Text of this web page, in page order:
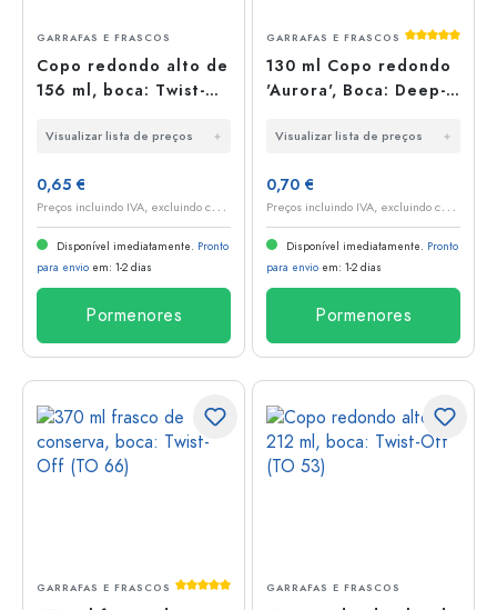
GARRAFAS E FRASCOS
Copo redondo alto de
156 ml, boca: Twist-
Visualizar lista de preços
0,65 €
P
reços incluindo IVA, excluindo custos de envio
Disponível imediatamente. Pronto
para envio em: 1-2 dias
Pormenores
GARRAFAS E FRASCOS
130 ml Copo redondo
'Aurora', Boca: Deep-
Visualizar lista de preços
0,70 €
P
reços incluindo IVA, excluindo custos de envio
Disponível imediatamente. Pronto
para envio em: 1-2 dias
Pormenores
Classificação média de 5 de 5 estrelas
GARRAFAS E FRASCOS GARRAFAS E FRASCOS